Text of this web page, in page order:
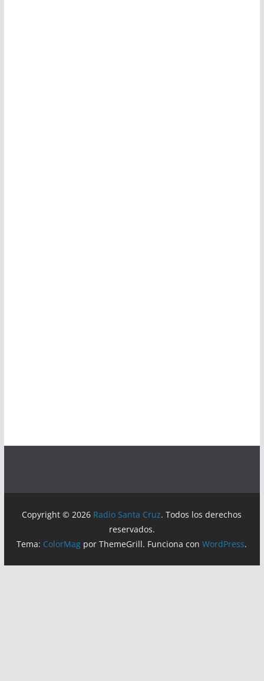
Copyright © 2026 Radio Santa Cruz. Todos los derechos
reservados.
Tema: ColorMag por ThemeGrill. Funciona conWordPress.